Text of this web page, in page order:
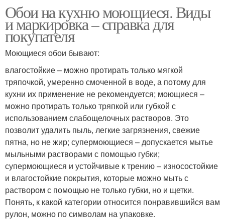
Обои на кухню моющиеся. Виды
и маркировка – справка для
покупателя
Моющиеся обои бывают:
влагостойкие – можно протирать только мягкой
тряпочкой, умеренно смоченной в воде, а потому для
кухни их применение не рекомендуется; моющиеся –
можно протирать только тряпкой или губкой с
использованием слабощелочных растворов. Это
позволит удалить пыль, легкие загрязнения, свежие
пятна, но не жир; супермоющиеся – допускается мытье
мыльными растворами с помощью губки;
супермоющиеся и устойчивые к трению – износостойкие
и влагостойкие покрытия, которые можно мыть с
раствором с помощью не только губки, но и щетки.
Понять, к какой категории относится понравившийся вам
рулон, можно по символам на упаковке.